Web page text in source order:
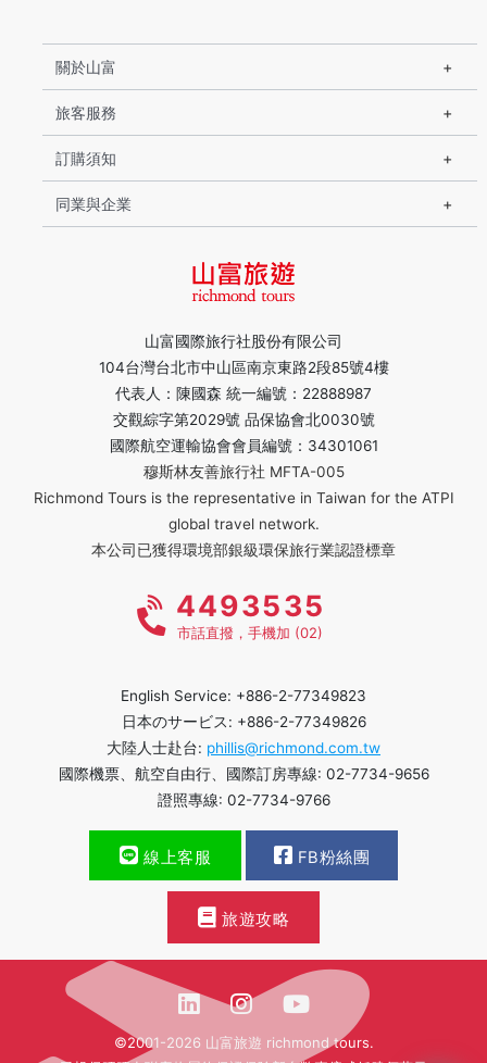
山富國際旅行社股份有限公司
104台灣台北市中山區南京東路2段85號4樓
代表人：陳國森 統一編號：22888987
交觀綜字第2029號 品保協會北0030號
國際航空運輸協會會員編號：34301061
穆斯林友善旅行社 MFTA-005
Richmond Tours is the representative in Taiwan for the ATPI
global travel network.
本公司已獲得環境部銀級環保旅行業認證標章
關於山富
旅客服務
訂購須知
同業與企業
4493535
市話直撥，手機加 (02)
English Service: +886-2-77349823
日本のサービス: +886-2-77349826
大陸人士赴台: phillis@richmond.com.tw
國際機票、航空自由行、國際訂房專線: 02-7734-9656
證照專線: 02-7734-9766
線上客服 FB粉絲團
旅遊攻略
©2001-2026 山富旅遊 richmond tours.